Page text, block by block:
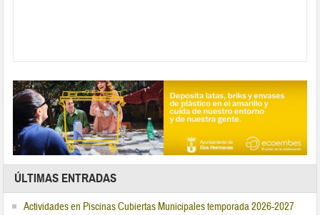
ÚLTIMAS ENTRADAS
Actividades en Piscinas Cubiertas Municipales temporada 2026-2027